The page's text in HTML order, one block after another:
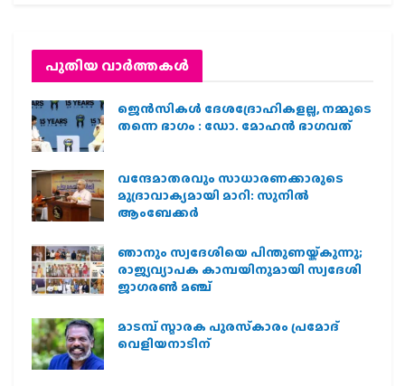
പുതിയ വാര്‍ത്തകള്‍
ജെന്‍സികള്‍ ദേശദ്രോഹികളല്ല, നമ്മുടെ
തന്നെ ഭാഗം : ഡോ. മോഹന്‍ ഭാഗവത്
വന്ദേമാതരവും സാധാരണക്കാരുടെ
മുദ്രാവാക്യമായി മാറി: സുനിൽ
ആംബേക്കർ
ഞാനും സ്വദേശിയെ പിന്തുണയ്ക്കുന്നു;
രാജ്യവ്യാപക കാമ്പയിനുമായി സ്വദേശി
ജാഗരണ്‍ മഞ്ച്
മാടമ്പ് സ്മാരക പുരസ്‌കാരം പ്രമോദ്
വെളിയനാടിന്